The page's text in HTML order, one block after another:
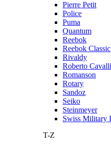
Pierre Petit
Police
Puma
Quantum
Reebok
Reebok Classic
Rivaldy
Roberto
Romanson
Rotary
Sandoz
Seiko
Steinmeyer
Swiss Military
T-Z